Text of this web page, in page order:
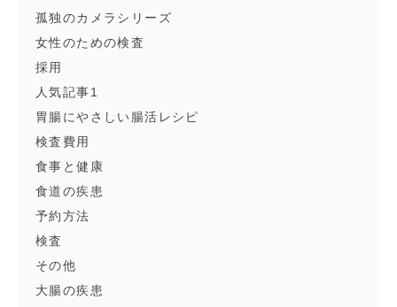
孤独のカメラシリーズ
女性のための検査
採用
人気記事1
胃腸にやさしい腸活レシピ
検査費用
食事と健康
食道の疾患
予約方法
検査
その他
大腸の疾患